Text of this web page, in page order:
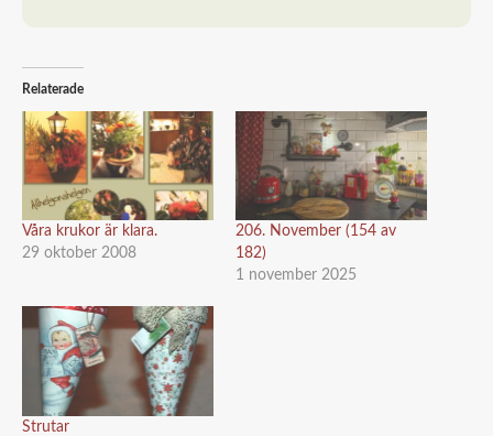
Relaterade
Våra krukor är klara.
29 oktober 2008
206. November (154 av
182)
1 november 2025
Strutar